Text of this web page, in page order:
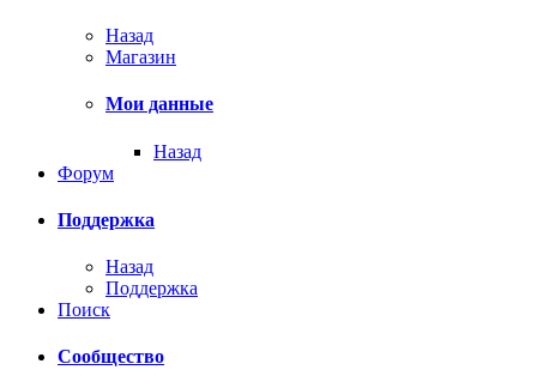
Назад
Магазин
Мои данные
Назад
Форум
Поддержка
Назад
Поддержка
Поиск
Сообщество